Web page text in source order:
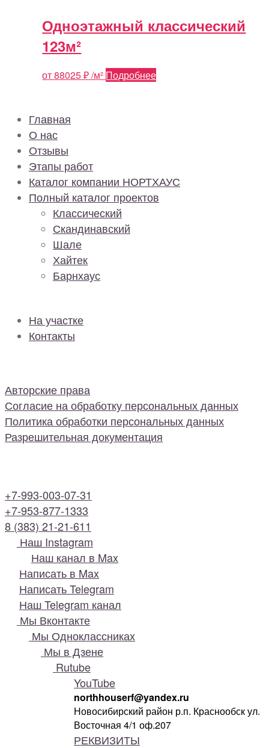
Одноэтажный классический
123м²
от88025₽/м² Подробнее
Главная
О нас
Отзывы
Этапы работ
Каталог компании НОРТХАУС
Полный каталог проектов
Классический
Скандинавский
Шале
Хайтек
Барнхаус
На участке
Контакты
Авторские права
Согласие на обработку персональных данных
Политика обработки персональных данных
Разрешительная документация
+7-993-003-07-31
+7-953-877-1333
8 (383) 21-21-611
Наш Instagram
Наш канал в Max
Написать в Max
Написать Telegram
Наш Telegram канал
Мы Вконтакте
Мы Одноклассниках
Мы в Дзене
Rutube
YouTube
northhouserf@yandex.ru
Новосибирский район р.п. Краснообск ул.
Восточная 4/1 оф.207
РЕКВИЗИТЫ